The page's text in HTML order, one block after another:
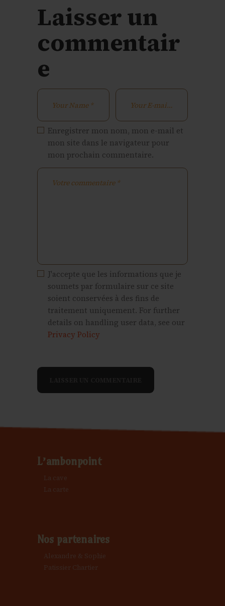
Laisser un
commentair
e
Enregistrer mon nom, mon e-mail et
mon site dans le navigateur pour
mon prochain commentaire.
J'accepte que les informations que je
soumets par formulaire sur ce site
soient conservées à des fins de
traitement uniquement. For further
details on handling user data, see our
Privacy Policy
L’ambonpoint
La cave
La carte
Nos partenaires
Alexandre & Sophie
Patissier Chartier